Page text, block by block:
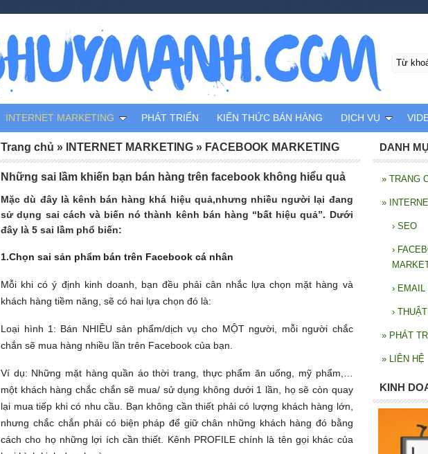
Những sai lầm khiến bạn bán hàng trên facebook không hiểu quả
Mặc dù đây là kênh bán hàng khá hiệu quả,nhưng nhiều người lại đang
sử dụng sai cách và biến nó thành kênh bán hàng “bất hiệu quả”. Dưới
đây là 5 sai lầm phổ biến:
1.Chọn sai sản phẩm bán trên Facebook cá nhân
Mỗi khi có ý định kinh doanh, bạn đều phải cân nhắc lựa chọn mặt hàng và
khách hàng tiềm năng, sẽ có hai lựa chọn đó là:
Loại hình 1: Bán NHIỀU sản phẩm/dịch vụ cho MỘT người, mỗi người chắc
chắn sẽ mua hàng nhiều lần trên Facebook của bạn.
Ví dụ: Những mặt hàng quần áo thời trang, thực phẩm ăn uống, mỹ phẩm,…
một khách hàng chắc chắn sẽ mua/ sử dụng không dưới 1 lần, họ sẽ còn quay
lại mua tiếp khi có nhu cầu. Bạn không cần thiết phải có lượng khách hàng lớn,
nhưng chắc chắn phải có biện pháp để giữ chân những khách hàng đó bằng
cách cho họ những lợi ích cần thiết. Kênh PROFILE chính là tên gọi khác của
Trang chủ » INTERNET MARKETING » FACEBOOK MARKETING DANH
» TRANG
»
› SEO
›
› EMAIL
›
» PHÁT
» LIÊN HỆ
KINH
INTERNET MARKETING PHÁT TRIỂN KIẾN THỨC BÁN HÀNG DỊCH VỤ